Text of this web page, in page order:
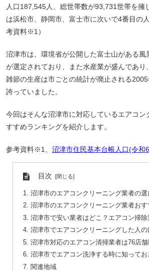
人口187,545人、総世帯数が93,731世帯を擁
は浜松市、静岡市、富士市に次いで4番目の
考資料※1）
沼津市は、環境省が公開した富士山がある
が選定されており、また水産業が盛んであり
雑節の生産は市ごとの統計が廃止される
誇っていました。
今回はそんな沼津市に対応しているエアコン
すすめランキングを紹介します。
参考資料※1、 沼津市住民基本台帳人口(令和
目次
沼津市のエアコンクリーニング業者の選
沼津市のエアコンクリーニング業者お
沼津市で安い業者はどこ？エアコン掃
沼津市でエアコンクリーニングした人の
沼津市対応のエアコン清掃業者は76店
沼津市でエアコン洗浄する時に知って
関連地域